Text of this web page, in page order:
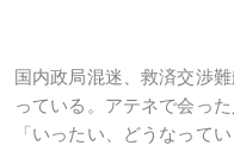
国内政局混迷、救済交渉
っている。アテネで会っ
「いったい、どうなって